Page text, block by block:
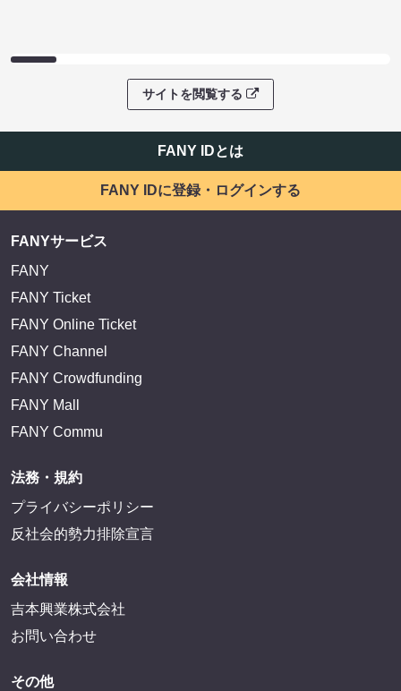
サイトを閲覧する
FANY IDとは
FANY IDに登録・ログインする
FANYサービス
FANY
FANY Ticket
FANY Online Ticket
FANY Channel
FANY Crowdfunding
FANY Mall
FANY Commu
法務・規約
プライバシーポリシー
反社会的勢力排除宣言
会社情報
吉本興業株式会社
お問い合わせ
その他